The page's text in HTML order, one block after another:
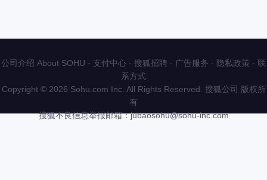
公司介绍 About SOHU - 支付中心 - 搜狐招聘 - 广告服务 - 隐私政策 - 联
系方式
Copyright © 2026 Sohu.com Inc. All Rights Reserved. 搜狐公司 版权所
有
搜狐不良信息举报邮箱：jubaosohu@sohu-inc.com